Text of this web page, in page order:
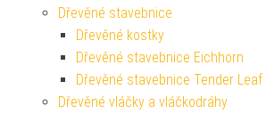
Dřevěné stavebnice
Dřevěné kostky
Dřevěné stavebnice Eichhorn
Dřevěné stavebnice Tender Leaf
Dřevěné vláčky a vláčkodráhy